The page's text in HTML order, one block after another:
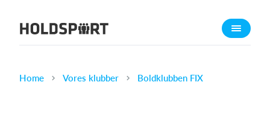
Om Holdsport
Home Vores klubber Boldklubben FIX